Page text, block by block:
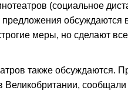
(социальное
обсуждаются
меры, но сделают
также обсуждаются.
Великобритании,